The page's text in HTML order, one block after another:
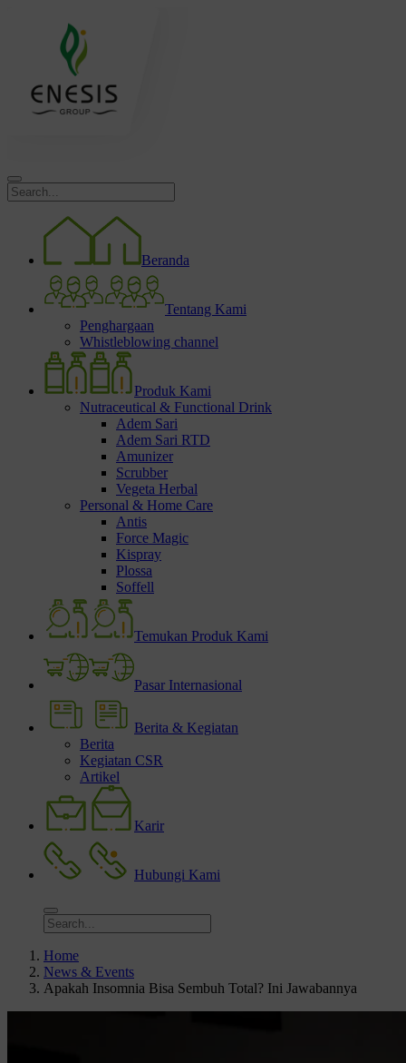
Beranda
Tentang Kami
Penghargaan
Whistleblowing channel
Produk Kami
Nutraceutical & Functional Drink
Adem Sari
Adem Sari RTD
Amunizer
Scrubber
Vegeta Herbal
Personal & Home Care
Antis
Force Magic
Kispray
Plossa
Soffell
Temukan Produk Kami
Pasar Internasional
Berita & Kegiatan
Berita
Kegiatan CSR
Artikel
Karir
Hubungi Kami
Home
News & Events
Apakah Insomnia Bisa Sembuh Total? Ini Jawabannya